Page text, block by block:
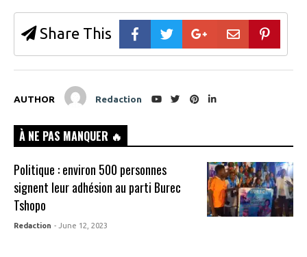
Share This
AUTHOR Redaction
À NE PAS MANQUER 🔥
Politique : environ 500 personnes
signent leur adhésion au parti Burec
Tshopo
Redaction - June 12, 2023